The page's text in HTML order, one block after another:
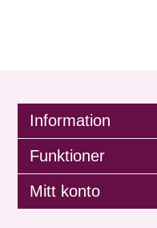
Information
Funktioner
Mitt konto